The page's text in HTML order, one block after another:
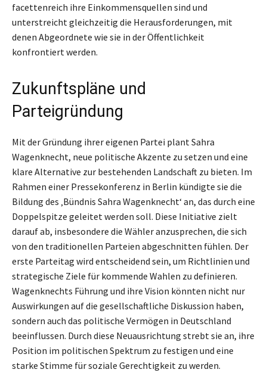
facettenreich ihre Einkommensquellen sind und
unterstreicht gleichzeitig die Herausforderungen, mit
denen Abgeordnete wie sie in der Öffentlichkeit
konfrontiert werden.
Zukunftspläne und
Parteigründung
Mit der Gründung ihrer eigenen Partei plant Sahra
Wagenknecht, neue politische Akzente zu setzen und eine
klare Alternative zur bestehenden Landschaft zu bieten. Im
Rahmen einer Pressekonferenz in Berlin kündigte sie die
Bildung des ‚Bündnis Sahra Wagenknecht‘ an, das durch eine
Doppelspitze geleitet werden soll. Diese Initiative zielt
darauf ab, insbesondere die Wähler anzusprechen, die sich
von den traditionellen Parteien abgeschnitten fühlen. Der
erste Parteitag wird entscheidend sein, um Richtlinien und
strategische Ziele für kommende Wahlen zu definieren.
Wagenknechts Führung und ihre Vision könnten nicht nur
Auswirkungen auf die gesellschaftliche Diskussion haben,
sondern auch das politische Vermögen in Deutschland
beeinflussen. Durch diese Neuausrichtung strebt sie an, ihre
Position im politischen Spektrum zu festigen und eine
starke Stimme für soziale Gerechtigkeit zu werden.